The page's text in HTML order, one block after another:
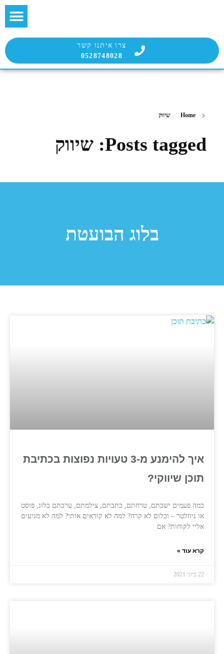
צרו איתנו קשר
0528748028
Home שיווק
Posts tagged: שיווק
בלוג הבועטת
איך להימנע מ-3 טעויות נפוצות בכתיבת
תוכן שיווקי?
כמה פעמים ישבתם, טרחתם, כתבתם, צילמתם, ערכתם בלוג, פוסט
או ניוזלטר – וכלום לא קרה? למה לא קוראים אותי? למה לא מגיעים
אליי לקוחות? אם
קרא עוד »
22 ביוני 2021